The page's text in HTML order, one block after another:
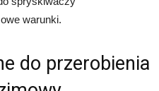
warunki.
do przerobienia